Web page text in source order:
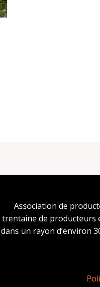
Association de
trentaine de producteurs
dans un rayon d’environ